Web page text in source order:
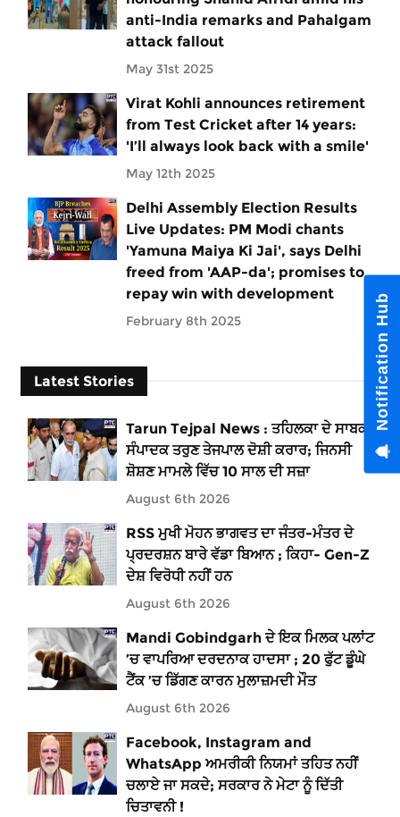
anti-India remarks and Pahalgam
attack fallout
May 31st 2025
Virat Kohli announces retirement
from Test Cricket after 14 years:
'I’ll always look back with a smile'
May 12th 2025
Delhi Assembly Election Results
Live Updates: PM Modi chants
'Yamuna Maiya Ki Jai', says Delhi
freed from 'AAP-da'; promises to
repay win with development
February 8th 2025
Latest Stories
Tarun Tejpal News : ਤਹਿਲਕਾ ਦੇ ਸਾਬਕਾ
ਸੰਪਾਦਕ ਤਰੁਣ ਤੇਜਪਾਲ ਦੋਸ਼ੀ ਕਰਾਰ; ਜਿਨਸੀ
ਸ਼ੋਸ਼ਣ ਮਾਮਲੇ ਵਿੱਚ 10 ਸਾਲ ਦੀ ਸਜ਼ਾ
August 6th 2026
RSS ਮੁਖੀ ਮੋਹਨ ਭਾਗਵਤ ਦਾ ਜੰਤਰ-ਮੰਤਰ ਦੇ
ਪ੍ਰਦਰਸ਼ਨ ਬਾਰੇ ਵੱਡਾ ਬਿਆਨ ; ਕਿਹਾ- Gen-Z
ਦੇਸ਼ ਵਿਰੋਧੀ ਨਹੀਂ ਹਨ
August 6th 2026
Mandi Gobindgarh ਦੇ ਇਕ ਮਿਲਕ ਪਲਾਂਟ
’ਚ ਵਾਪਰਿਆ ਦਰਦਨਾਕ ਹਾਦਸਾ ; 20 ਫੁੱਟ ਡੂੰਘੇ
ਟੈਂਕ ’ਚ ਡਿੱਗਣ ਕਾਰਨ ਮੁਲਾਜ਼ਮਦੀ ਮੌਤ
August 6th 2026
Facebook, Instagram and
WhatsApp ਅਮਰੀਕੀ ਨਿਯਮਾਂ ਤਹਿਤ ਨਹੀਂ
ਚਲਾਏ ਜਾ ਸਕਦੇ; ਸਰਕਾਰ ਨੇ ਮੇਟਾ ਨੂੰ ਦਿੱਤੀ
ਚਿਤਾਵਨੀ !
Notification Hub